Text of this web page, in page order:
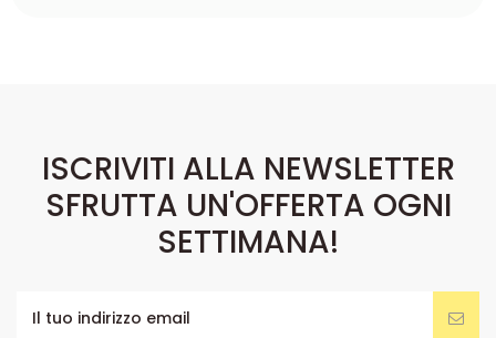
ISCRIVITI ALLA NEWSLETTER
SFRUTTA UN'OFFERTA OGNI
SETTIMANA!